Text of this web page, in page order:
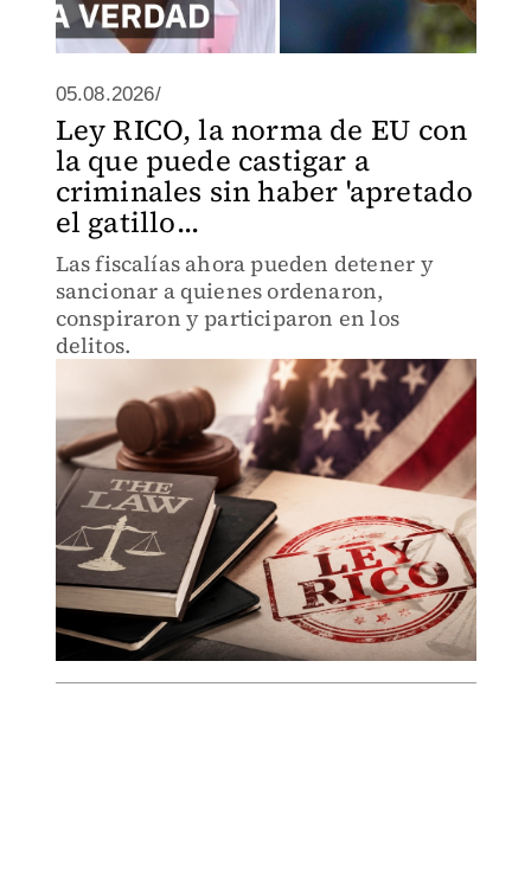
05.08.2026/
Ley RICO, la norma de EU con
la que puede castigar a
criminales sin haber 'apretado
el gatillo...
Las fiscalías ahora pueden detener y
sancionar a quienes ordenaron,
conspiraron y participaron en los
delitos.